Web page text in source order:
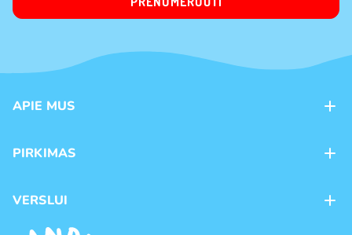
APIE MUS
Kontaktai
PIRKIMAS
Pristatymas
VERSLUI
Franšizė